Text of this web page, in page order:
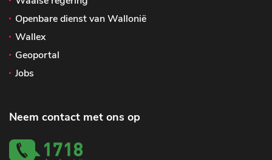
Openbare dienst van Wallonië
Wallex
Geoportal
Jobs
Neem contact met ons op